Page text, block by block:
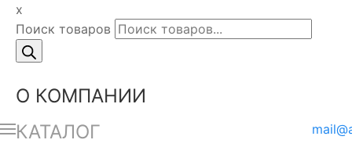
x
Поиск товаров
О КОМПАНИИ
КАТАЛОГ